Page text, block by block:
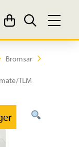
Bromsar
TLM